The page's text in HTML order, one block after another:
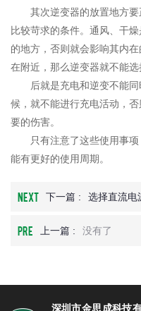
其次逆变器的放置地方要
比较苛求的条件。通风、干
的地方，否则就会影响其内
在附近，那么逆变器就不能选
后就是充电和逆变不能同
候，就不能进行充电活动，
要的伤害。
只有注意了这些使用事项
能有更好的使用周期。
NEXT 下一篇 : 选择直流电
PRE 上一篇 : 没有了
深圳市金思成科技